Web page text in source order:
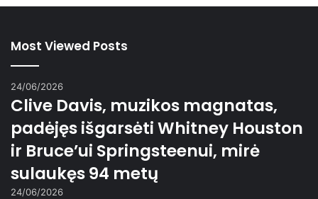
Most Viewed Posts
24/06/2026
Clive Davis, muzikos magnatas,
padėjęs išgarsėti Whitney Houston
ir Bruce’ui Springsteenui, mirė
sulaukęs 94 metų
24/06/2026